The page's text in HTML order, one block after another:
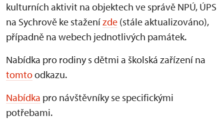
kulturních aktivit na objektech ve správě NPÚ, ÚPS
na Sychrově ke staženízde (stále aktualizováno),
případně na webech jednotlivých památek.
Nabídka pro rodiny s dětmi a školská zařízení na
tomtoodkazu.
Nabídka pro návštěvníky se specifickými
potřebami.